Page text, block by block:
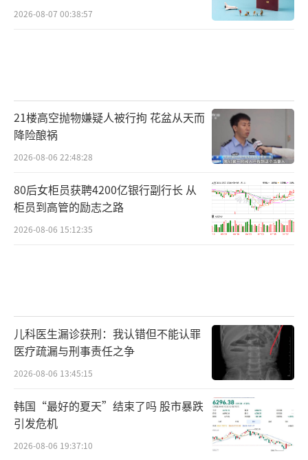
2026-08-07 00:38:57
21楼高空抛物嫌疑人被行拘 花盆从天而
降险酿祸
2026-08-06 22:48:28
80后女柜员获聘4200亿银行副行长 从
柜员到高管的励志之路
2026-08-06 15:12:35
儿科医生漏诊获刑：我认错但不能认罪
医疗疏漏与刑事责任之争
2026-08-06 13:45:15
韩国“最好的夏天”结束了吗 股市暴跌
引发危机
2026-08-06 19:37:10